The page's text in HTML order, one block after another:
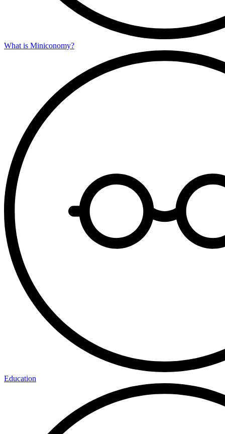
What is Miniconomy?
Education